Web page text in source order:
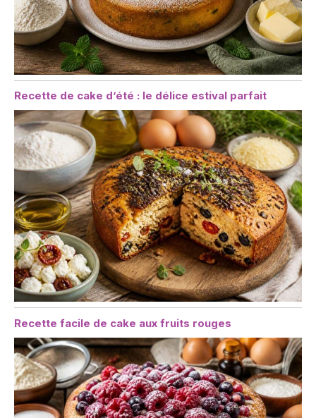
Recette de cake d’été : le délice estival parfait
Recette facile de cake aux fruits rouges